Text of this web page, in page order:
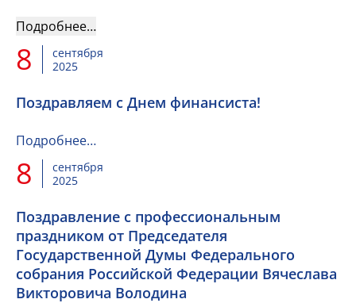
Подробнее…
8
сентября
2025
Поздравляем с Днем финансиста!
Подробнее…
8
сентября
2025
Поздравление с профессиональным
праздником от Председателя
Государственной Думы Федерального
собрания Российской Федерации Вячеслава
Викторовича Володина